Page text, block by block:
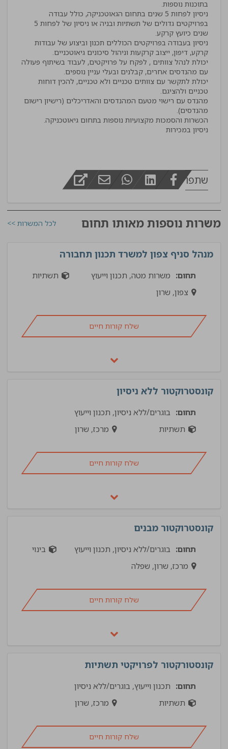
ניסיון לפחות 5 שנים בתחום הגאוטכניקה, כולל עבודה
בפרויקטים גדולים של תשתיות ובניה או ניסיון של לפחות 5
ניסיון בעבודה בפרויקטים הכוללים תכנון וביצוע של עבודות
יכולת לנהל צוותים , לפקח על פרויקטים, לעבוד בשיתוף פעולה
יכולת לתקשר עם צוותים טכניים ולא טכניים, להכין דוחות
מהנדס עם רישוי מטעם המהנדסים והאדריכלים (רישיון רישום
ניסיון במכירות
שתפו
משרות נוספות מאותו תחום לכל המשרות >>
מנהל סניף צפון למשרד תכנון תחבורה
תחום: משרות מטה, תכנון וייעוץ
תשתיות
צפון, שרון
שלח קורות חיים
קונסטרוקטור ללא ניסיון
תחום: בוגרים/ללא ניסיון, תכנון וייעוץ
תשתיות
מרכז, שרון
שלח קורות חיים
קונסטרוקטור מבנים
תחום: בוגרים/ללא ניסיון, תכנון וייעוץ
בינוי
מרכז, שרון, שפלה
שלח קורות חיים
קונסטורקטור לפרויקטי תשתיות
תחום: תכנון וייעוץ, בוגרים/ללא ניסיון
תשתיות
מרכז, שרון
שלח קורות חיים